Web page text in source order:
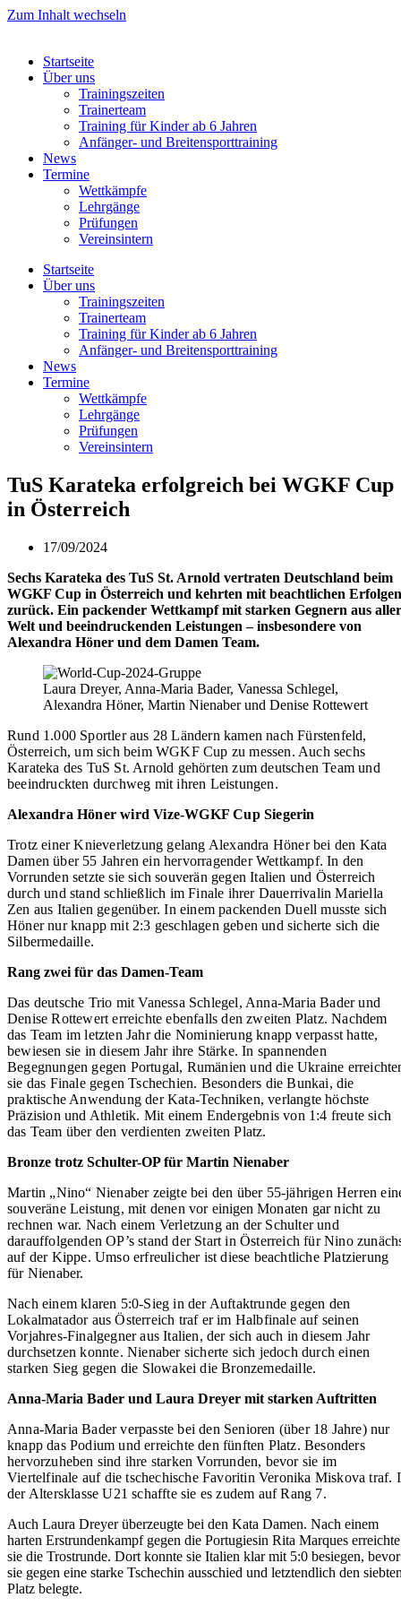
Zum Inhalt wechseln
Startseite
Über uns
Trainingszeiten
Trainerteam
Training für Kinder ab 6 Jahren
Anfänger- und Breitensporttraining
News
Termine
Wettkämpfe
Lehrgänge
Prüfungen
Vereinsintern
Startseite
Über uns
Trainingszeiten
Trainerteam
Training für Kinder ab 6 Jahren
Anfänger- und Breitensporttraining
News
Termine
Wettkämpfe
Lehrgänge
Prüfungen
Vereinsintern
TuS Karateka erfolgreich bei WGKF Cup
in Österreich
17/09/2024
Sechs Karateka des TuS St. Arnold vertraten Deutschland beim
WGKF Cup in Österreich und kehrten mit beachtlichen Erfolgen
zurück. Ein packender Wettkampf mit starken Gegnern aus aller
Welt und beeindruckenden Leistungen – insbesondere von
Alexandra Höner und dem Damen Team.
Laura Dreyer, Anna-Maria Bader, Vanessa Schlegel,
Alexandra Höner, Martin Nienaber und Denise Rottewert
Rund 1.000 Sportler aus 28 Ländern kamen nach Fürstenfeld,
Österreich, um sich beim WGKF Cup zu messen. Auch sechs
Karateka des TuS St. Arnold gehörten zum deutschen Team und
beeindruckten durchweg mit ihren Leistungen.
Alexandra Höner wird Vize-WGKF Cup Siegerin
Trotz einer Knieverletzung gelang Alexandra Höner bei den Kata
Damen über 55 Jahren ein hervorragender Wettkampf. In den
Vorrunden setzte sie sich souverän gegen Italien und Österreich
durch und stand schließlich im Finale ihrer Dauerrivalin Mariella
Zen aus Italien gegenüber. In einem packenden Duell musste sich
Höner nur knapp mit 2:3 geschlagen geben und sicherte sich die
Silbermedaille.
Rang zwei für das Damen-Team
Das deutsche Trio mit Vanessa Schlegel, Anna-Maria Bader und
Denise Rottewert erreichte ebenfalls den zweiten Platz. Nachdem
das Team im letzten Jahr die Nominierung knapp verpasst hatte,
bewiesen sie in diesem Jahr ihre Stärke. In spannenden
Begegnungen gegen Portugal, Rumänien und die Ukraine
sie das Finale gegen Tschechien. Besonders die Bunkai, die
praktische Anwendung der Kata-Techniken, verlangte höchste
Präzision und Athletik. Mit einem Endergebnis von 1:4 freute sich
das Team über den verdienten zweiten Platz.
Bronze trotz Schulter-OP für Martin Nienaber
Martin „Nino“ Nienaber zeigte bei den über 55-jährigen Herren
souveräne Leistung, mit denen vor einigen Monaten gar nicht zu
rechnen war. Nach einem Verletzung an der Schulter und
darauffolgenden OP’s stand der Start in Österreich für Nino
auf der Kippe. Umso erfreulicher ist diese beachtliche Platzierung
für Nienaber.
Nach einem klaren 5:0-Sieg in der Auftaktrunde gegen den
Lokalmatador aus Österreich traf er im Halbfinale auf seinen
Vorjahres-Finalgegner aus Italien, der sich auch in diesem Jahr
durchsetzen konnte. Nienaber sicherte sich jedoch durch einen
starken Sieg gegen die Slowakei die Bronzemedaille.
Anna-Maria Bader und Laura Dreyer mit starken Auftritten
Anna-Maria Bader verpasste bei den Senioren (über 18 Jahre) nur
knapp das Podium und erreichte den fünften Platz. Besonders
hervorzuheben sind ihre starken Vorrunden, bevor sie im
Viertelfinale auf die tschechische Favoritin Veronika Miskova traf.
der Altersklasse U21 schaffte sie es zudem auf Rang 7.
Auch Laura Dreyer überzeugte bei den Kata Damen. Nach einem
harten Erstrundenkampf gegen die Portugiesin Rita Marques erreichte
sie die Trostrunde. Dort konnte sie Italien klar mit 5:0 besiegen, bevor
sie gegen eine starke Tschechin ausschied und letztendlich den
Platz belegte.